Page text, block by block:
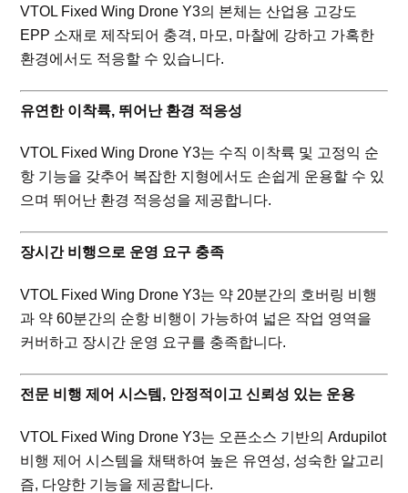
VTOL Fixed Wing Drone Y3의 본체는 산업용 고강도
EPP 소재로 제작되어 충격, 마모, 마찰에 강하고 가혹한
환경에서도 적응할 수 있습니다.
유연한 이착륙, 뛰어난 환경 적응성
VTOL Fixed Wing Drone Y3는 수직 이착륙 및 고정익 순
항 기능을 갖추어 복잡한 지형에서도 손쉽게 운용할 수 있
으며 뛰어난 환경 적응성을 제공합니다.
장시간 비행으로 운영 요구 충족
VTOL Fixed Wing Drone Y3는 약 20분간의 호버링 비행
과 약 60분간의 순항 비행이 가능하여 넓은 작업 영역을
커버하고 장시간 운영 요구를 충족합니다.
전문 비행 제어 시스템, 안정적이고 신뢰성 있는 운용
VTOL Fixed Wing Drone Y3는 오픈소스 기반의 Ardupilot
비행 제어 시스템을 채택하여 높은 유연성, 성숙한 알고리
즘, 다양한 기능을 제공합니다.